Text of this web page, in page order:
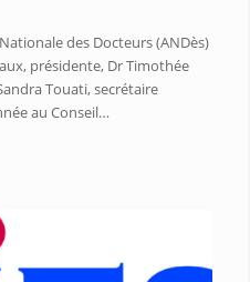
des Docteurs (ANDès)
présidente, Dr Timothée
Touati, secrétaire
au Conseil…